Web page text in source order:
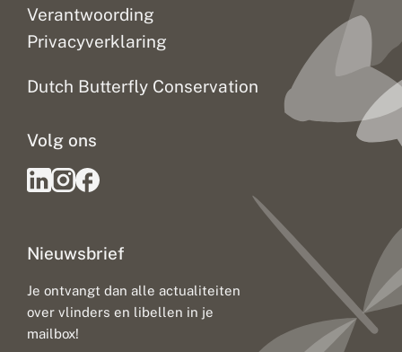
Verantwoording
Privacyverklaring
Dutch Butterfly Conservation
Nieuwsbrief
Je ontvangt dan alle actualiteiten
over vlinders en libellen in je
mailbox!
Volg ons